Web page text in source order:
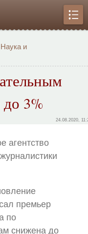
Наука и
3%
24.08.2020,
агентство
премьер
по
снижена до